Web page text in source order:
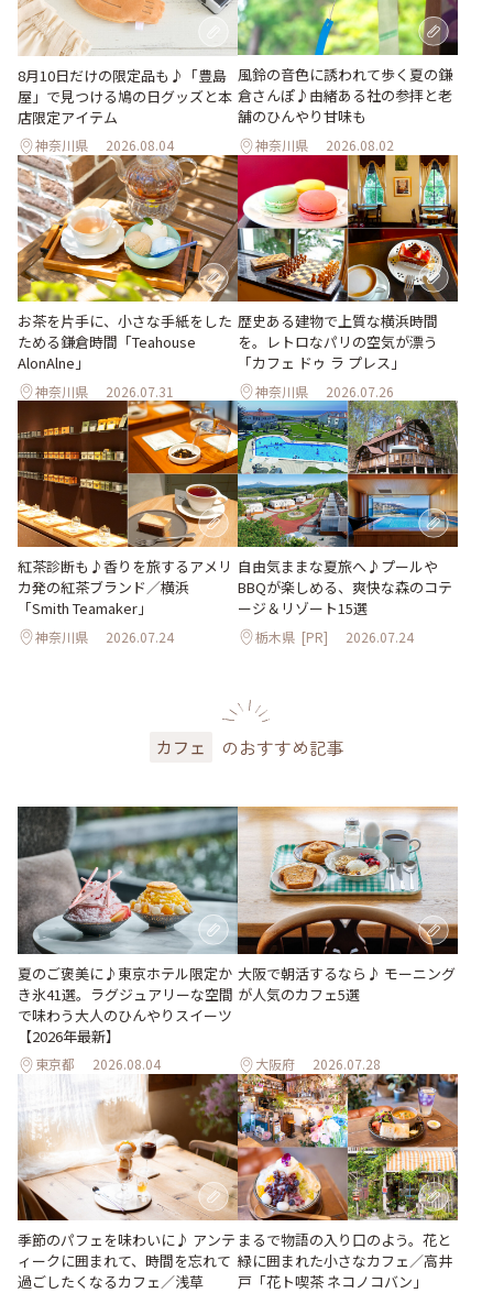
8月10日だけの限定品も♪「豊島
屋」で見つける鳩の日グッズと本
店限定アイテム
神奈川県 2026.08.04
風鈴の音色に誘われて歩く夏の鎌
倉さんぽ♪由緒ある社の参拝と老
舗のひんやり甘味も
神奈川県 2026.08.02
お茶を片手に、小さな手紙をした
ためる鎌倉時間「Teahouse
AlonAlne」
神奈川県 2026.07.31
歴史ある建物で上質な横浜時間
を。レトロなパリの空気が漂う
「カフェ ドゥ ラ プレス」
神奈川県 2026.07.26
紅茶診断も♪香りを旅するアメリ
カ発の紅茶ブランド／横浜
「Smith Teamaker」
神奈川県 2026.07.24
自由気ままな夏旅へ♪プールや
BBQが楽しめる、爽快な森のコテ
ージ＆リゾート15選
栃木県 [PR] 2026.07.24
カフェ のおすすめ記事
夏のご褒美に♪東京ホテル限定か
き氷41選。ラグジュアリーな空間
で味わう大人のひんやりスイーツ
【2026年最新】
東京都 2026.08.04
大阪で朝活するなら♪ モーニング
が人気のカフェ5選
大阪府 2026.07.28
季節のパフェを味わいに♪ アンテ
ィークに囲まれて、時間を忘れて
過ごしたくなるカフェ／浅草
まるで物語の入り口のよう。花と
緑に囲まれた小さなカフェ／高井
戸「花ト喫茶 ネコノコバン」